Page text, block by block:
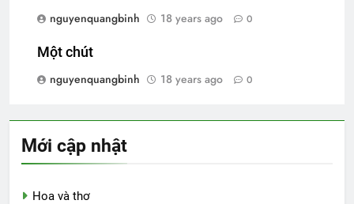
nguyenquangbinh
18 years ago 0
Một chút
nguyenquangbinh
18 years ago 0
Mới cập nhật
Hoa và thơ